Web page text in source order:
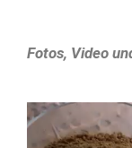
Fotos, Video